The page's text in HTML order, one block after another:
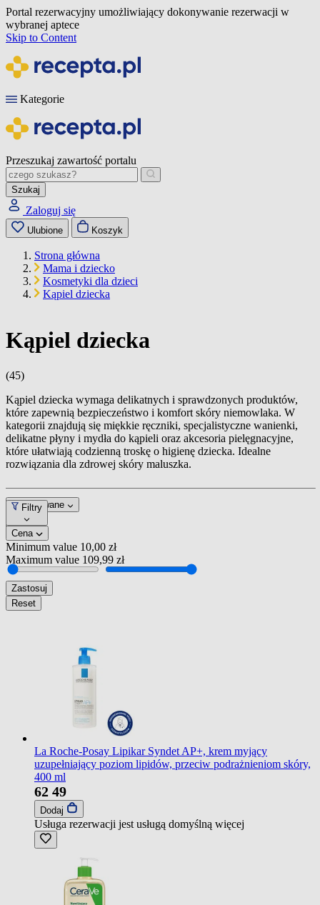
Portal rezerwacyjny umożliwiający dokonywanie rezerwacji w
wybranej aptece
Skip to Content
Kategorie
Przeszukaj zawartość portalu
Szukaj
Zaloguj się
Ulubione Koszyk
Strona główna
Mama i dziecko
Kosmetyki dla dzieci
Kąpiel dziecka
Kąpiel dziecka
(45)
Kąpiel dziecka wymaga delikatnych i sprawdzonych produktów,
które zapewnią bezpieczeństwo i komfort skóry niemowlaka. W
kategorii znajdują się miękkie ręczniki, specjalistyczne wanienki,
delikatne płyny i mydła do kąpieli oraz akcesoria pielęgnacyjne,
które ułatwiają codzienną troskę o higienę dziecka. Idealne
rozwiązania dla zdrowej skóry maluszka.
Dopasowane
Filtry
Cena
Minimum value 10,00 zł
Maximum value 109,99 zł
Zastosuj
Reset
La Roche-Posay Lipikar Syndet AP+, krem myjący
uzupełniający poziom lipidów, przeciw podrażnieniom skóry,
400 ml
62 49
Dodaj
Usługa rezerwacji jest usługą domyślną więcej